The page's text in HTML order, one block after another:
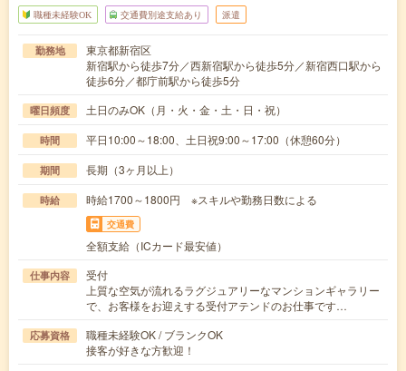
職種未経験OK 交通費別途支給あり 派遣
勤務地
東京都新宿区
新宿駅から徒歩7分／西新宿駅から徒歩5分／新宿西口駅から
徒歩6分／都庁前駅から徒歩5分
曜日頻度 土日のみOK（月・火・金・土・日・祝）
時間 平日10:00～18:00、土日祝9:00～17:00（休憩60分）
期間 長期（3ヶ月以上）
時給 時給1700～1800円 ※スキルや勤務日数による
交通費
全額支給（ICカード最安値）
仕事内容
受付
上質な空気が流れるラグジュアリーなマンションギャラリー
で、お客様をお迎えする受付アテンドのお仕事です…
応募資格
職種未経験OK / ブランクOK
接客が好きな方歓迎！